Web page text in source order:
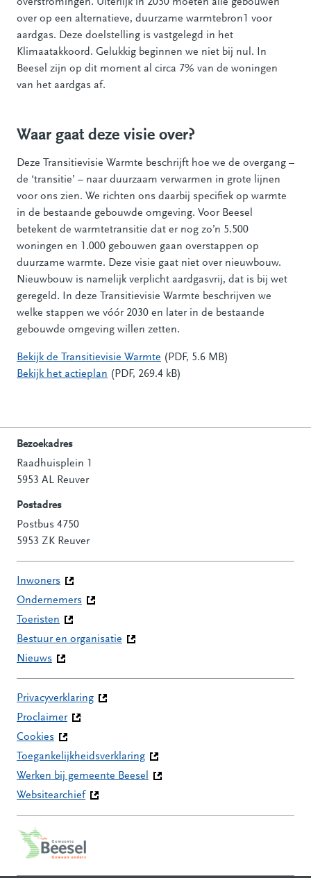
over op een alternatieve, duurzame warmtebron1 voor
aardgas. Deze doelstelling is vastgelegd in het
Klimaatakkoord. Gelukkig beginnen we niet bij nul. In
Beesel zijn op dit moment al circa 7% van de woningen
van het aardgas af.
Waar gaat deze visie over?
Deze Transitievisie Warmte beschrijft hoe we de overgang –
de ‘transitie’ – naar duurzaam verwarmen in grote lijnen
voor ons zien. We richten ons daarbij specifiek op warmte
in de bestaande gebouwde omgeving. Voor Beesel
betekent de warmtetransitie dat er nog zo’n 5.500
woningen en 1.000 gebouwen gaan overstappen op
duurzame warmte. Deze visie gaat niet over nieuwbouw.
Nieuwbouw is namelijk verplicht aardgasvrij, dat is bij wet
geregeld. In deze Transitievisie Warmte beschrijven we
welke stappen we vóór 2030 en later in de bestaande
gebouwde omgeving willen zetten.
Bekijk de Transitievisie Warmte (PDF, 5.6 MB)
Bekijk het actieplan (PDF, 269.4 kB)
Contactinformatie
Bezoekadres
Raadhuisplein 1
5953 AL Reuver
Postadres
Postbus 4750
5953 ZK Reuver
Inwoners
Ondernemers
Toeristen
Bestuur en organisatie
Nieuws
Privacyverklaring
Proclaimer
Cookies
Toegankelijkheidsverklaring
Werken bij gemeente Beesel
Websitearchief